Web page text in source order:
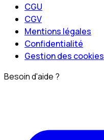
CGU
CGV
Mentions légales
Confidentialité
Gestion des cookies
Besoin d'aide ?